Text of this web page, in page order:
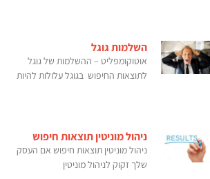
השלמות גוגל
אוטוקומפליט – ההשלמות של גוגל
לתוצאות החיפוש בגוגל עלולות להיות
ניהול מוניטין תוצאות חיפוש
ניהול מוניטין תוצאות חיפוש אם העסק
שלך זקוק לניהול מוניטין